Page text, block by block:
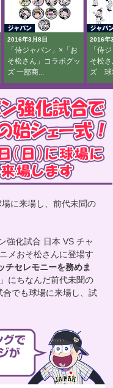
2016年3月8日
「侍ジャパン」×「お
そ松さん」コラボグッ
ズ 一部商...
2016年
「侍
そ松
ズ 球
に来場し、前代未聞の
強化試合 日本 VS チャ
メおそ松さんに登場す
チセレモニーを務めま
にちなんだ前代未聞の
合でも球場に来場し、試